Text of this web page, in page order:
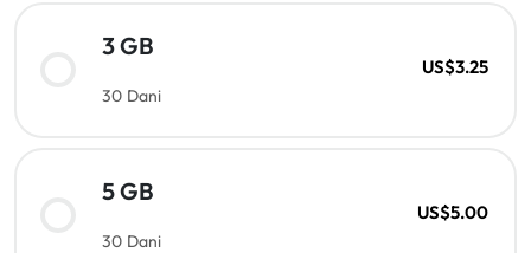
3 GB
30 Dani
US$3.25
5 GB
30 Dani
US$5.00